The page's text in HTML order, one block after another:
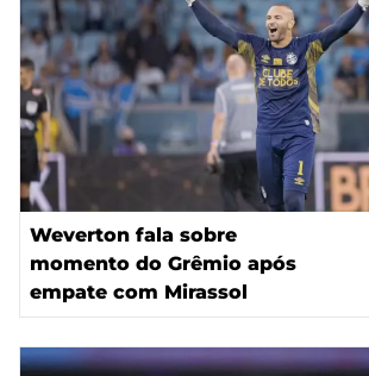
Weverton fala sobre
momento do Grêmio após
empate com Mirassol